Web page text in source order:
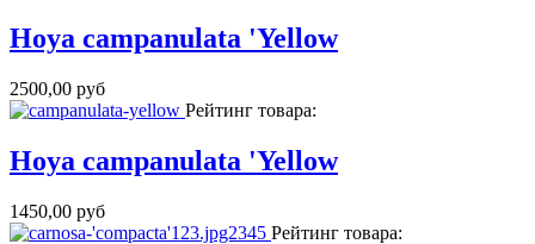
Hoya campanulata 'Yellow
2500,00 руб
Рейтинг товара:
Hoya campanulata 'Yellow
1450,00 руб
Рейтинг товара: